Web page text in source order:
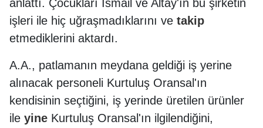
anlattı. Çocukları İsmail ve Altay'ın bu şirketin
işleri ile hiç uğraşmadıklarını ve takip
etmediklerini aktardı.
A.A., patlamanın meydana geldiği iş yerine
alınacak personeli Kurtuluş Oransal'ın
kendisinin seçtiğini, iş yerinde üretilen ürünler
ile yine Kurtuluş Oransal'ın ilgilendiğini,